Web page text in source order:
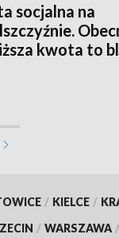
socjalna na
kwota to
/ KIELCE /
/ WARSZAWA /